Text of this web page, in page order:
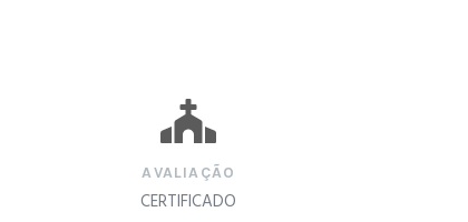
AVALIAÇÃO
CERTIFICADO